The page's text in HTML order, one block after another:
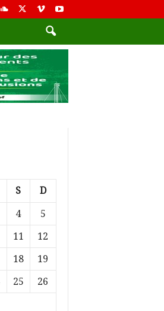
S D
4
5
11
12
18
19
25
26